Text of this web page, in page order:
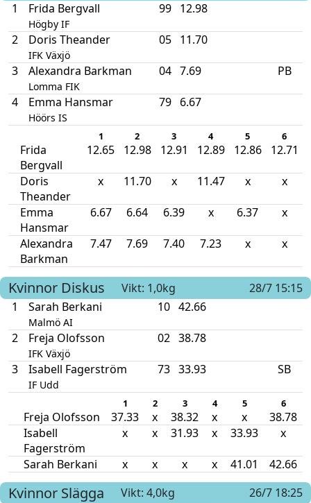
1
Frida Bergvall
Högby IF
99 12.98
2 Doris Theander
IFK Växjö
05 11.70
3 Alexandra Barkman
Lomma FIK
04 7.69 PB
4 Emma Hansmar
Höörs IS
79 6.67
1 2 3 4 5 6
Frida
Bergvall
12.65 12.98 12.91 12.89 12.86 12.71
Doris
Theander
x 11.70 x 11.47 x x
Emma
Hansmar
6.67 6.64 6.39 x 6.37 x
Alexandra
Barkman
7.47 7.69 7.40 7.23 x x
Kvinnor Diskus Vikt: 1,0kg
28/7 15:15
1
Sarah Berkani
Malmö AI
10 42.66
2 Freja Olofsson
IFK Växjö
02 38.78
3 Isabell Fagerström
IF Udd
73 33.93 SB
1 2 3 4 5 6
Freja Olofsson 37.33 x 38.32 x x
38.78
Isabell
Fagerström
x x 31.93 x 33.93 x
Sarah Berkani x x x x 41.01 42.66
Kvinnor Slägga Vikt: 4,0kg
26/7 18:25